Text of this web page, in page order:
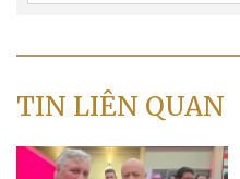
TIN LIÊN QUAN